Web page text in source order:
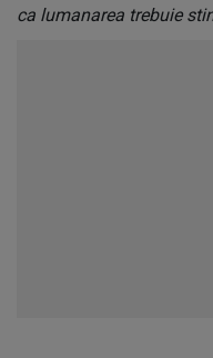
ca lumanarea trebuie